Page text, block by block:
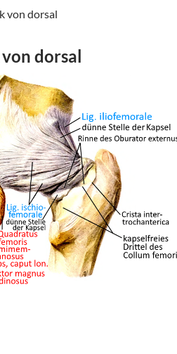
von dorsal
dorsal